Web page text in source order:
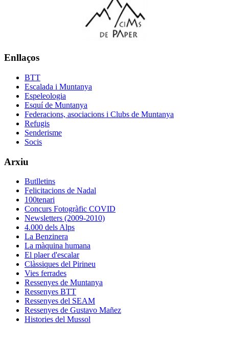
Enllaços
BTT
Escalada i Muntanya
Espeleologia
Esquí de Muntanya
Federacions, asociacions i Clubs de Muntanya
Refugis
Senderisme
Socis
Arxiu
Butlletins
Felicitacions de Nadal
100tenari
Concurs Fotogràfic COVID
Newsletters (2009-2010)
4.000 dels Alps
La Benzinera
La màquina humana
El plaer d'escalar
Clàssiques del Pirineu
Vies ferrades
Ressenyes de Muntanya
Ressenyes BTT
Ressenyes del SEAM
Ressenyes de Gustavo Mañez
Histories del Mussol